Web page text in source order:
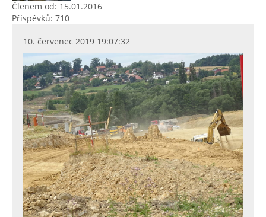
Členem od: 15.01.2016
Příspěvků: 710
10. červenec 2019 19:07:32